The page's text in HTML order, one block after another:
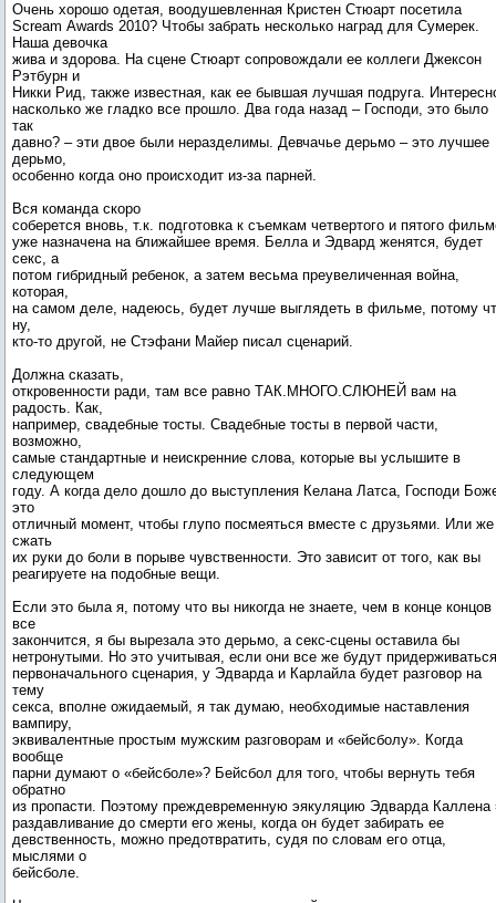
Очень хорошо одетая, воодушевленная Кристен Стюарт посетила
Scream Аwards 2010? Чтобы забрать несколько наград для Сумерек.
Наша девочка
жива и здорова. На сцене Стюарт сопровождали ее коллеги Джексон
Рэтбурн и
Никки Рид, также известная, как ее бывшая лучшая подруга.
насколько же гладко все прошло. Два года назад – Господи, это было
так
давно? – эти двое были неразделимы. Девчачье дерьмо – это лучшее
дерьмо,
особенно когда оно происходит из-за парней.
Вся команда скоро
соберется вновь, т.к. подготовка к съемкам четвертого и пятого
уже назначена на ближайшее время. Белла и Эдвард женятся, будет
секс, а
потом гибридный ребенок, а затем весьма преувеличенная война,
которая,
на самом деле, надеюсь, будет лучше выглядеть в фильме, потому
ну,
кто-то другой, не Стэфани Майер писал сценарий.
Должна сказать,
откровенности ради, там все равно ТАК.МНОГО.СЛЮНЕЙ вам на
радость. Как,
например, свадебные тосты. Свадебные тосты в первой части,
возможно,
самые стандартные и неискренние слова, которые вы услышите в
следующем
году. А когда дело дошло до выступления Келана Латса, Господи
это
отличный момент, чтобы глупо посмеяться вместе с друзьями. Или же
сжать
их руки до боли в порыве чувственности. Это зависит от того, как вы
реагируете на подобные вещи.
Если это была я, потому что вы никогда не знаете, чем в конце концов
все
закончится, я бы вырезала это дерьмо, а секс-сцены оставила бы
нетронутыми. Но это учитывая, если они все же будут придерживаться
первоначального сценария, у Эдварда и Карлайла будет разговор на
тему
секса, вполне ожидаемый, я так думаю, необходимые наставления
вампиру,
эквивалентные простым мужским разговорам и «бейсболу». Когда
вообще
парни думают о «бейсболе»? Бейсбол для того, чтобы вернуть тебя
обратно
из пропасти. Поэтому преждевременную эякуляцию Эдварда Каллена
раздавливание до смерти его жены, когда он будет забирать ее
девственность, можно предотвратить, судя по словам его отца,
мыслями о
бейсболе.